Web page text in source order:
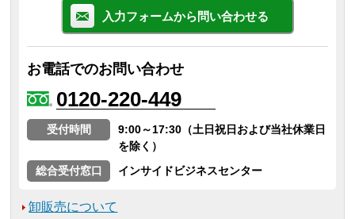
入力フォームから問い合わせる
お電話でのお問い合わせ
0120-220-449
受付時間
9:00～17:30（土日祝日および当社休業日
を除く）
総合受付窓口
インサイドビジネスセンター
卸販売について